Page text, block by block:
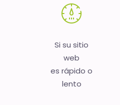
Si su sitio
web
es rápido o
lento